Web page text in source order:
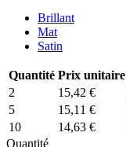
Brillant
Mat
Satin
Quantité Prix unitaire
2
15,42 €
5
15,11 €
10
14,63 €
Quantité